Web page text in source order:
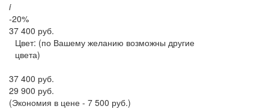
i
-20%
37 400 руб.
Цвет: (по Вашему желанию возможны другие
цвета)
37 400 руб.
29 900 руб.
(Экономия в цене - 7 500 руб.)